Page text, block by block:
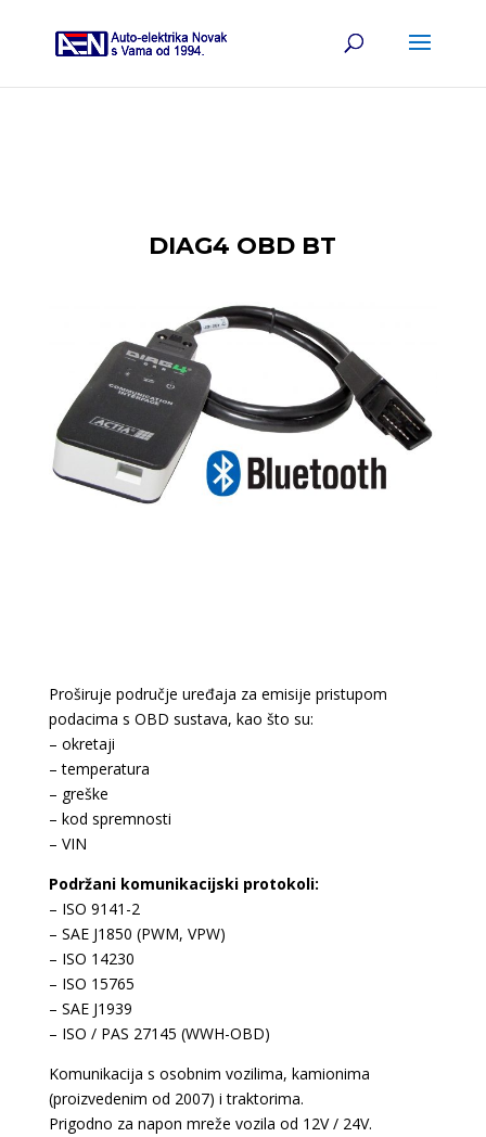
DIAG4 OBD BT
Proširuje područje uređaja za emisije pristupom
podacima s OBD sustava, kao što su:
– okretaji
– temperatura
– greške
– kod spremnosti
– VIN
Podržani komunikacijski protokoli:
– ISO 9141-2
– SAE J1850 (PWM, VPW)
– ISO 14230
– ISO 15765
– SAE J1939
– ISO / PAS 27145 (WWH-OBD)
Komunikacija s osobnim vozilima, kamionima
(proizvedenim od 2007) i traktorima.
Prigodno za napon mreže vozila od 12V / 24V.